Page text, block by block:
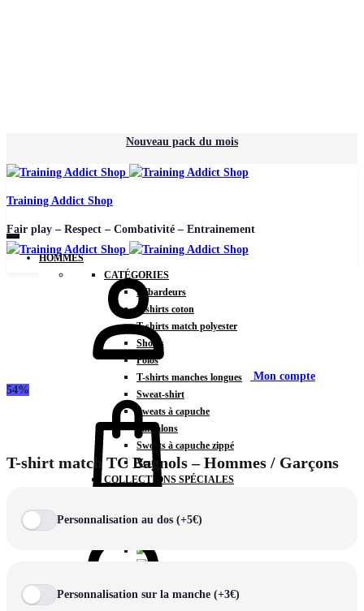
Nouveau pack du mois
Training Addict Shop
Fair play – Respect – Combativité – Entrainement
HOMMES
CATÉGORIES
Débardeurs
T-shirts coton
T-shirts match polyester
Shorts
Polos
T-shirts manches longues
Sweat-shirt
Sweats à capuche
Pantalons
Sweats à capuche zippé
Vestes
COLLECTIONS SPÉCIALES
Mon compte
54%
T-shirt match TC Bagnols – Hommes / Garçons
Personnalisation au dos (+5€)
Personnalisation sur la manche (+3€)